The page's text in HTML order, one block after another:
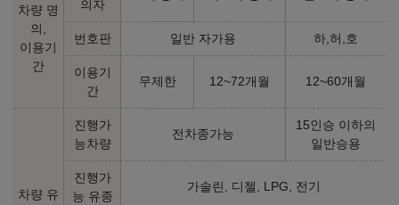
차량 명
의,
이용기
간
의자
번호판 일반 자가용 하,허,호
이용기
간
무제한 12~72개월 12~60개월
차량 유
진행가
능차량
전차종가능
15인승 이하의
일반승용
진행가
능 유종
가솔린, 디젤, LPG, 전기
2027년형 가솔린 4.0 PHEV (개소세 30% 인하)
Panamera Turbo E-Hybrid
316,370,000
Panamera Turbo E-Hybrid
317,670,000원
Panamera Turbo S E-
Hybrid (4인승)